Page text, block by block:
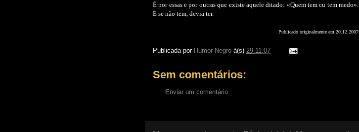
É por essas e por outras que existe aquele ditado: «Quem tem cu tem medo».
E se não tem, devia ter.
Publicado originalmente em 20.12.2007
Publicada por Humor Negro à(s) 29.11.07
Sem comentários:
Enviar um comentário